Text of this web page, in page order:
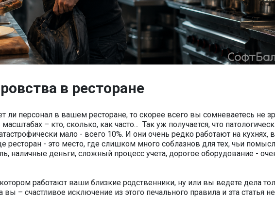
в ресторане
ли персонал в вашем ресторане, то скорее всего вы сомневаетесь не
– кто, сколько, как часто... Так уж получается, что
мало - всего 10%. И они очень редко работают на кухнях,
ресторан - это место, где слишком много соблазнов для тех, чьи
наличные деньги, сложный процесс учета, дорогое оборудование -
работают ваши близкие родственники, ну или вы ведете дела
– счастливое исключение из этого печального правила и эта статья